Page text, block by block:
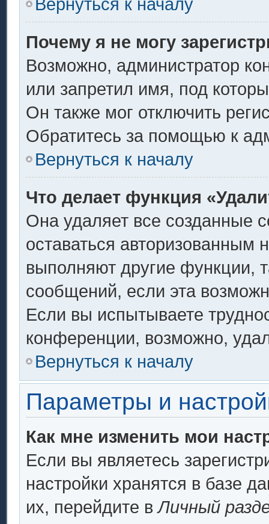
Почему я не могу
Возможно, администратор
или запретил имя, под
Он также мог отключить
Обратитесь за помощью к
Вернуться к началу
Что делает функция
Она удаляет все созданные
оставаться авторизованным
выполняют другие функции,
сообщений, если эта
Если вы испытываете
конференции, возможно,
Вернуться к началу
Параметры и
Как мне изменить мои
Если вы являетесь
настройки хранятся в базе
их, перейдите вЛичный